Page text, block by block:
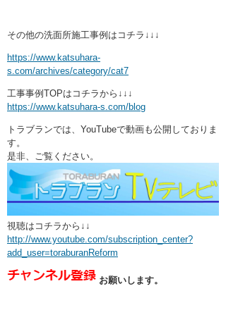
その他の洗面所施工事例はコチラ↓↓↓
https://www.katsuhara-
s.com/archives/category/cat7
工事事例TOPはコチラから↓↓↓
https://www.katsuhara-s.com/blog
トラブランでは、YouTubeで動画も公開しておりま
す。
是非、ご覧ください。
視聴はコチラから↓↓
http://www.youtube.com/subscription_center?
add_user=toraburanReform
お願いします。